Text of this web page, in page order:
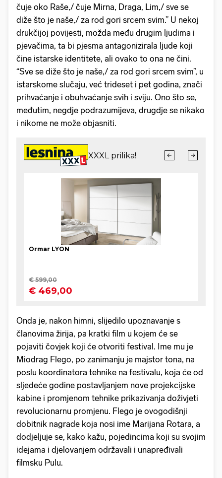
čuje oko Raše,/ čuje Mirna, Draga, Lim,/ sve se
diže što je naše,/ za rod gori srcem svim.” U nekoj
drukčijoj povijesti, možda među drugim ljudima i
pjevačima, ta bi pjesma antagonizirala ljude koji
čine istarske identitete, ali ovako to ona ne čini.
“Sve se diže što je naše,/ za rod gori srcem svim”, u
istarskome slučaju, već trideset i pet godina, znači
prihvaćanje i obuhvaćanje svih i sviju. Ono što se,
međutim, negdje podrazumijeva, drugdje se nikako
i nikome ne može objasniti.
Onda je, nakon himni, slijedilo upoznavanje s
članovima žirija, pa kratki film u kojem će se
pojaviti čovjek koji će otvoriti festival. Ime mu je
Miodrag Flego, po zanimanju je majstor tona, na
poslu koordinatora tehnike na festivalu, koja će od
sljedeće godine postavljanjem nove projekcijske
kabine i promjenom tehnike prikazivanja doživjeti
revolucionarnu promjenu. Flego je ovogodišnji
dobitnik nagrade koja nosi ime Marijana Rotara, a
dodjeljuje se, kako kažu, pojedincima koji su svojim
idejama i djelovanjem održavali i unapređivali
filmsku Pulu.